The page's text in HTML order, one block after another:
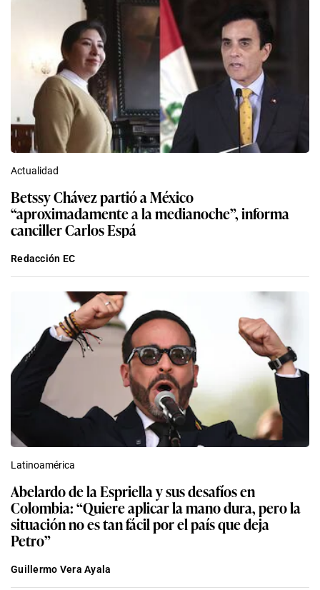
Actualidad
Betssy Chávez partió a México
“aproximadamente a la medianoche”, informa
canciller Carlos Espá
Redacción EC
Latinoamérica
Abelardo de la Espriella y sus desafíos en
Colombia: “Quiere aplicar la mano dura, pero la
situación no es tan fácil por el país que deja
Petro”
Guillermo Vera Ayala